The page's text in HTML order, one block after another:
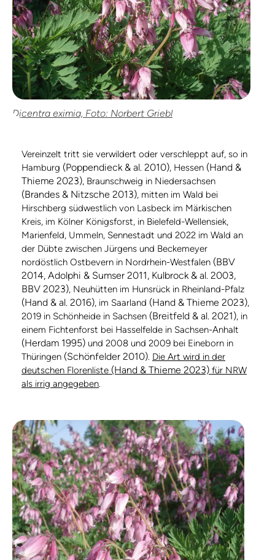
Dicentra eximia, Foto: Norbert Griebl
Vereinzelt tritt sie verwildert oder verschleppt auf, so in
Hamburg (Poppendieck & al. 2010), Hessen (Hand &
Thieme 2023), Braunschweig in Niedersachsen
(Brandes & Nitzsche 2013), mitten im Wald bei
Hirschberg südwestlich von Lasbeck im Märkischen
Kreis, im Kölner Königsforst, in Bielefeld-Wellensiek,
Marienfeld, Ummeln, Sennestadt und 2022 im Wald an
der Dübte zwischen Jürgens und Beckemeyer
nordöstlich Ostbevern in Nordrhein-Westfalen (BBV
2014, Adolphi & Sumser 2011, Kulbrock & al. 2003,
BBV 2023), Neuhütten im Hunsrück in Rheinland-Pfalz
(Hand & al. 2016), im Saarland (Hand & Thieme 2023),
2019 in Schönheide in Sachsen (Breitfeld & al. 2021), in
einem Fichtenforst bei Hasselfelde in Sachsen-Anhalt
(Herdam 1995) und 2008 und 2009 bei Eineborn in
Thüringen (Schönfelder 2010). Die Art wird in der
deutschen Florenliste (Hand & Thieme 2023) für NRW
als irrig angegeben.